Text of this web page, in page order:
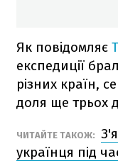
Як повідомляє
експедиції
різних країн,
доля ще трьох
ЧИТАЙТЕ ТАКОЖ:
українця під